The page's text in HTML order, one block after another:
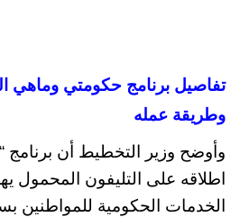
تفاصيل برنامج حكومتي وماهي
وطريقة عمله
وأوضح وزير التخطيط أن برنامج
اطلاقه على التليفون
الخدمات الحكومية للمواطنين